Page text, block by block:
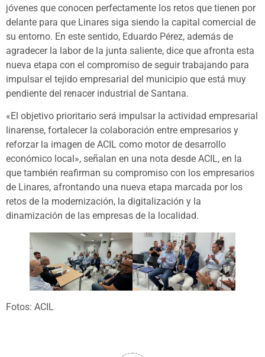
jóvenes que conocen perfectamente los retos que tienen por
delante para que Linares siga siendo la capital comercial de
su entorno. En este sentido, Eduardo Pérez, además de
agradecer la labor de la junta saliente, dice que afronta esta
nueva etapa con el compromiso de seguir trabajando para
impulsar el tejido empresarial del municipio que está muy
pendiente del renacer industrial de Santana.
«El objetivo prioritario será impulsar la actividad empresarial
linarense, fortalecer la colaboración entre empresarios y
reforzar la imagen de ACIL como motor de desarrollo
económico local», señalan en una nota desde ACIL, en la
que también reafirman su compromiso con los empresarios
de Linares, afrontando una nueva etapa marcada por los
retos de la modernización, la digitalización y la
dinamización de las empresas de la localidad.
Fotos: ACIL